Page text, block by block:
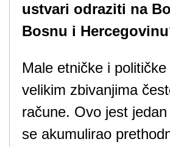
ustvari odraziti na
Bosnu i
Male etničke i
velikim zbivanjima
račune. Ovo jest
se akumulirao